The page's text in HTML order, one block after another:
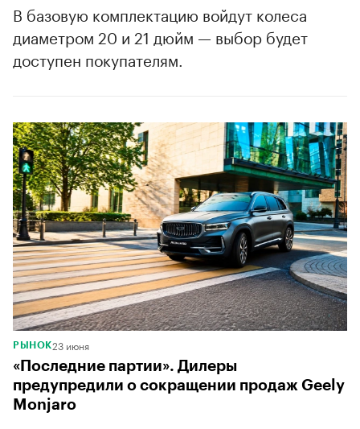
В базовую комплектацию войдут колеса
диаметром 20 и 21 дюйм — выбор будет
доступен покупателям.
РЫНОК23 июня
«Последние партии». Дилеры
предупредили о сокращении продаж Geely
Monjaro